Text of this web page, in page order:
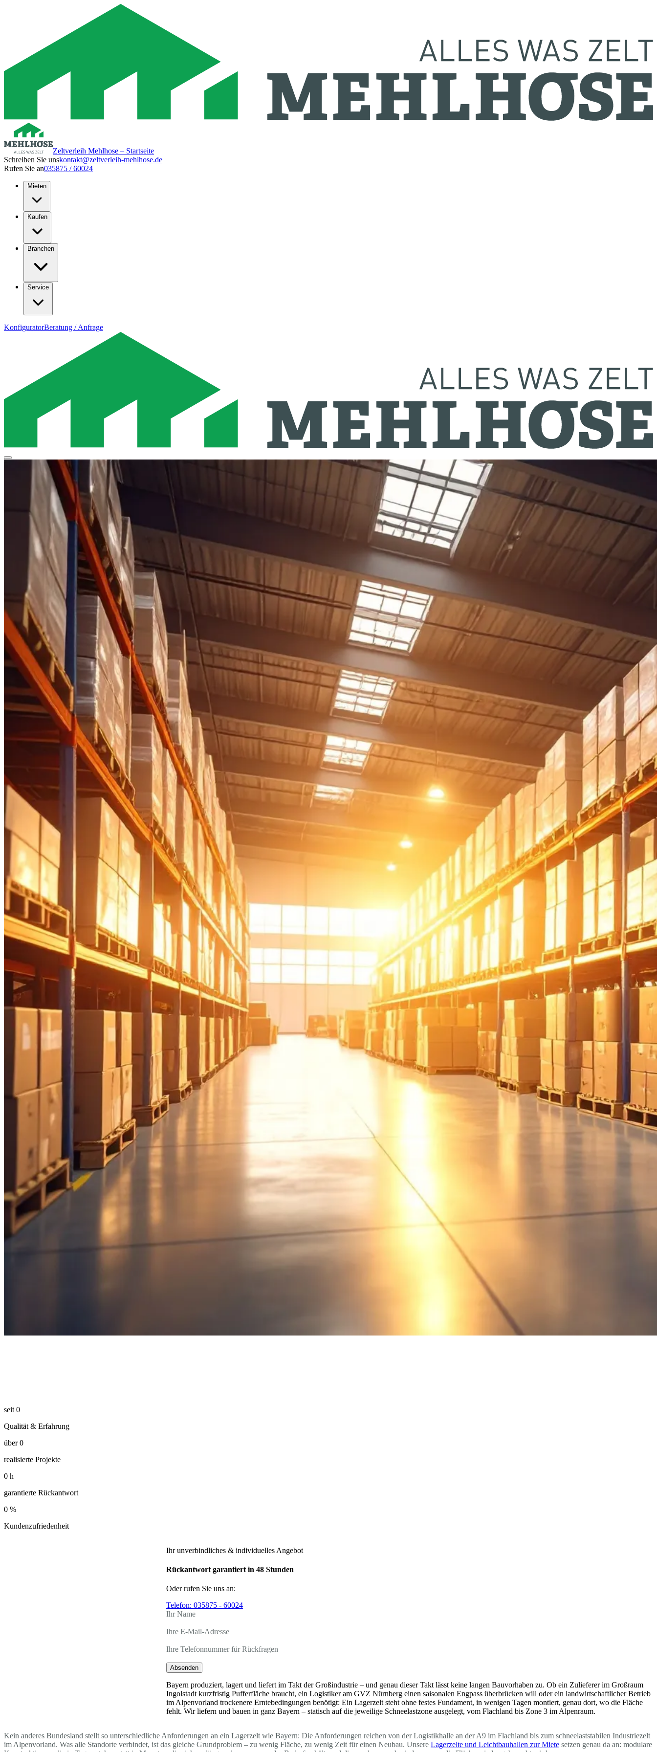
Zeltverleih Mehlhose – Startseite
Schreiben Sie unskontakt@zeltverleih-mehlhose.de
Rufen Sie an035875 / 60024
Mieten
Kaufen
Branchen
Service
KonfiguratorBeratung / Anfrage
seit 0
Qualität & Erfahrung
über 0
realisierte Projekte
0 h
garantierte Rückantwort
0 %
Kundenzufriedenheit
Ihr unverbindliches & individuelles Angebot
Rückantwort garantiert in 48 Stunden
Oder rufen Sie uns an:
Telefon: 035875 - 60024
Ihr Name
Ihre E-Mail-Adresse
Ihre Telefonnummer für Rückfragen
Absenden
Bayern produziert, lagert und liefert im Takt der Großindustrie – und genau dieser Takt lässt keine langen Bauvorhaben zu. Ob ein Zulieferer im Großraum
Ingolstadt kurzfristig Pufferfläche braucht, ein Logistiker am GVZ Nürnberg einen saisonalen Engpass überbrücken will oder ein landwirtschaftlicher Betrieb
im Alpenvorland trockenere Erntebedingungen benötigt: Ein Lagerzelt steht ohne festes Fundament, in wenigen Tagen montiert, genau dort, wo die Fläche
fehlt. Wir liefern und bauen in ganz Bayern – statisch auf die jeweilige Schneelastzone ausgelegt, vom Flachland bis Zone 3 im Alpenraum.
Kein anderes Bundesland stellt so unterschiedliche Anforderungen an ein Lagerzelt wie Bayern: Die Anforderungen reichen von der Logistikhalle an der A9 im Flachland bis zum schneelaststabilen Industriezelt
im Alpenvorland. Was alle Standorte verbindet, ist das gleiche Grundproblem – zu wenig Fläche, zu wenig Zeit für einen Neubau. Unsere Lagerzelte und Leichtbauhallen zur Miete setzen genau da an: modulare